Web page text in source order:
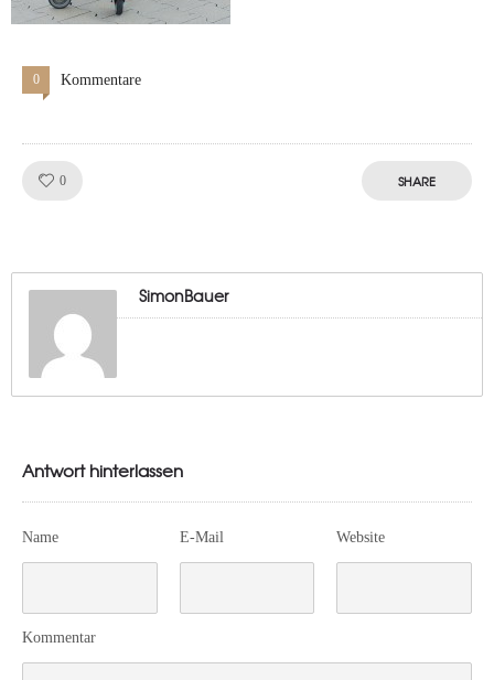
0 Kommentare
0 SHARE
SimonBauer
Antwort hinterlassen
Name E-Mail Website
Kommentar